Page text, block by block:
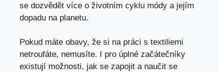
se dozvědět více o životním cyklu módy a jejím
dopadu na planetu.
Pokud máte obavy, že si na práci s textiliemi
netroufáte, nemusíte. I pro úplné začátečníky
existují možnosti, jak se zapojit a naučit se